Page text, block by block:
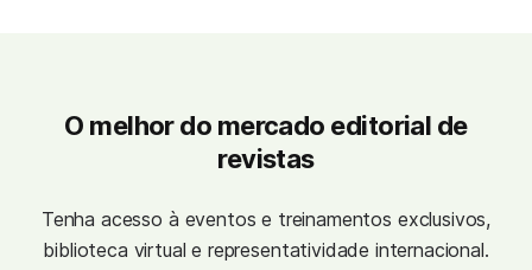
O melhor do mercado editorial de
revistas
Tenha acesso à eventos e treinamentos exclusivos,
biblioteca virtual e representatividade internacional.